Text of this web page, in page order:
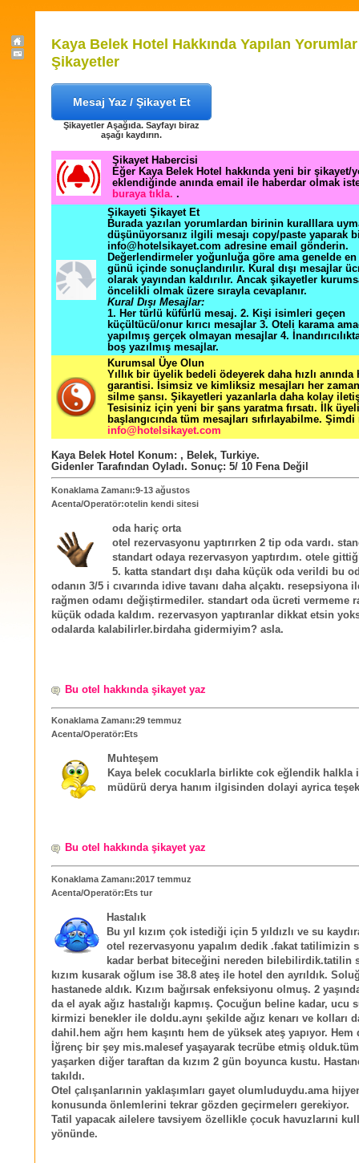
Kaya Belek Hotel Hakkında Yapılan
Şikayetler
Mesaj Yaz / Şikayet Et
Şikayetler Aşağıda. Sayfayı biraz
aşağı kaydırın.
Şikayet Habercisi
Eğer Kaya Belek Hotel hakkında yeni bir şikayet/
eklendiğinde anında email ile haberdar olmak
buraya tıkla. .
Şikayeti Şikayet Et
Burada yazılan yorumlardan birinin kuralllara
düşünüyorsanız ilgili mesajı copy/paste yaparak
info@hotelsikayet.com adresine email gönderin.
Değerlendirmeler yoğunluğa göre ama genelde
günü içinde sonuçlandırılır. Kural dışı mesajlar
olarak yayından kaldırılır. Ancak şikayetler
öncelikli olmak üzere sırayla cevaplanır.
Kural Dışı Mesajlar:
1. Her türlü küfürlü mesaj. 2. Kişi isimleri geçen
küçültücü/onur kırıcı mesajlar 3. Oteli karama
yapılmış gerçek olmayan mesajlar 4.
boş yazılmış mesajlar.
Kurumsal Üye Olun
Yıllık bir üyelik bedeli ödeyerek daha hızlı
garantisi. İsimsiz ve kimliksiz mesajları her zaman
silme şansı. Şikayetleri yazanlarla daha kolay
Tesisiniz için yeni bir şans yaratma fırsatı. İlk
başlangıcında tüm mesajları sıfırlayabilme. Şimdi
info@hotelsikayet.com
Kaya Belek Hotel Konum: , Belek, Turkiye.
Gidenler Tarafından Oyladı. Sonuç: 5/ 10 Fena Değil
Konaklama Zamanı:9-13 ağustos
Acenta/Operatör:otelin kendi sitesi
oda hariç orta
otel rezervasyonu yaptırırken 2 tip oda vardı.
standart odaya rezervasyon yaptırdım. otele
5. katta standart dışı daha küçük oda verildi bu
odanın 3/5 i cıvarında idive tavanı daha alçaktı. resepsiyona
rağmen odamı değiştirmediler. standart oda ücreti vermeme
küçük odada kaldım. rezervasyon yaptıranlar dikkat etsin
odalarda kalabilirler.birdaha gidermiyim? asla.
Bu otel hakkında şikayet yaz
Konaklama Zamanı:29 temmuz
Acenta/Operatör:Ets
Muhteşem
Kaya belek cocuklarla birlikte cok eğlendik halkla
müdürü derya hanım ilgisinden dolayi ayrica
Bu otel hakkında şikayet yaz
Konaklama Zamanı:2017 temmuz
Acenta/Operatör:Ets tur
Hastalık
Bu yıl kızım çok istediği için 5 yıldızlı ve su
otel rezervasyonu yapalım dedik .fakat tatilimizin
kadar berbat biteceğini nereden bilebilirdik.tatilin
kızım kusarak oğlum ise 38.8 ateş ile hotel den ayrıldık.
hastanede aldık. Kızım bağırsak enfeksiyonu olmuş. 2
da el ayak ağız hastalığı kapmış. Çocuğun beline kadar, ucu
kirmizi benekler ile doldu.aynı şekilde ağız kenarı ve kolları
dahil.hem ağrı hem kaşıntı hem de yüksek ateş yapıyor. Hem
İğrenç bir şey mis.malesef yaşayarak tecrübe etmiş
yaşarken diğer taraftan da kızım 2 gün boyunca kustu.
takıldı.
Otel çalışanlarınin yaklaşımları gayet olumluduydu.ama
konusunda önlemlerini tekrar gözden geçirmelerı gerekiyor.
Tatil yapacak ailelere tavsiyem özellikle çocuk havuzlarıni
yönünde.